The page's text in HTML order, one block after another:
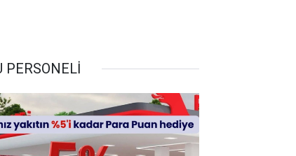
PERSONELİ